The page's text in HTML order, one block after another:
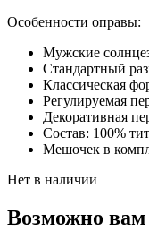
Особенности оправы:
Мужские
Стандартный
Классическая
Регулируемая
Декоративная
Состав: 100%
Мешочек в
Нет в наличии
Возможно вам